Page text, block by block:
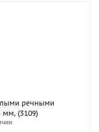
речными
(3109)